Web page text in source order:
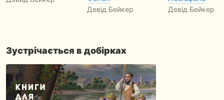
Девід Бейкер Девід Бейкер
Зустрічається в добірках